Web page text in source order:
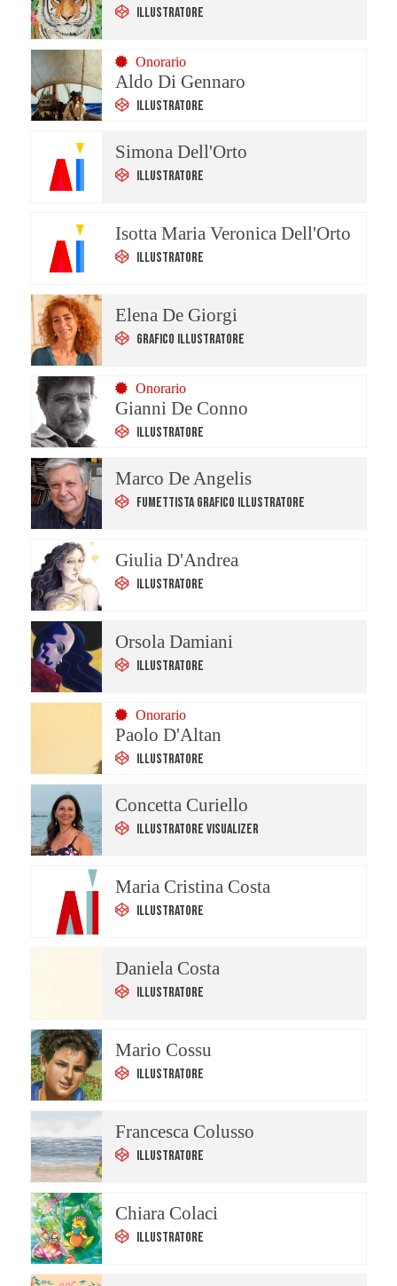
Illustratore
Onorario
Aldo Di Gennaro
Illustratore
Simona Dell'Orto
Illustratore
Isotta Maria Veronica Dell'Orto
Illustratore
Elena De Giorgi
Grafico Illustratore
Onorario
Gianni De Conno
Illustratore
Marco De Angelis
Fumettista Grafico Illustratore
Giulia D'Andrea
Illustratore
Orsola Damiani
Illustratore
Onorario
Paolo D'Altan
Illustratore
Concetta Curiello
Illustratore Visualizer
Maria Cristina Costa
Illustratore
Daniela Costa
Illustratore
Mario Cossu
Illustratore
Francesca Colusso
Illustratore
Chiara Colaci
Illustratore